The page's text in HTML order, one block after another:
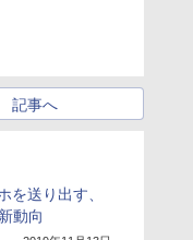
記事へ
を送り出す、
動向